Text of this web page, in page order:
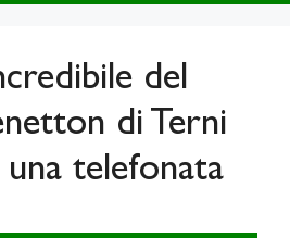
del
di Terni
telefonata